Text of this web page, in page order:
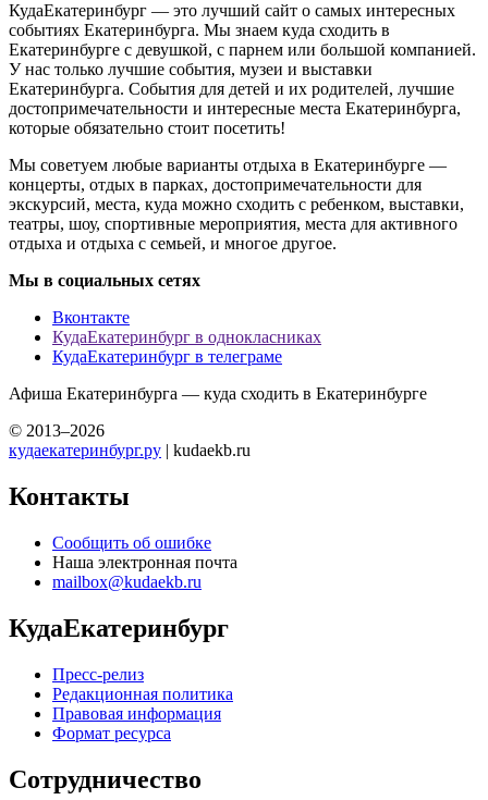
КудаЕкатеринбург — это лучший сайт о самых интересных
событиях Екатеринбурга. Мы знаем куда сходить в
Екатеринбурге с девушкой, с парнем или большой компанией.
У нас только лучшие события, музеи и выставки
Екатеринбурга. События для детей и их родителей, лучшие
достопримечательности и интересные места Екатеринбурга,
которые обязательно стоит посетить!
Мы советуем любые варианты отдыха в Екатеринбурге —
концерты, отдых в парках, достопримечательности для
экскурсий, места, куда можно сходить с ребенком, выставки,
театры, шоу, спортивные мероприятия, места для активного
отдыха и отдыха с семьей, и многое другое.
Мы в социальных сетях
Вконтакте
КудаЕкатеринбург в однокласниках
КудаЕкатеринбург в телеграме
Афиша Екатеринбурга — куда сходить в Екатеринбурге
© 2013–2026
кудаекатеринбург.ру | kudaekb.ru
Контакты
Сообщить об ошибке
Наша электронная почта
mailbox@kudaekb.ru
КудаЕкатеринбург
Пресс-релиз
Редакционная политика
Правовая информация
Формат ресурса
Сотрудничество